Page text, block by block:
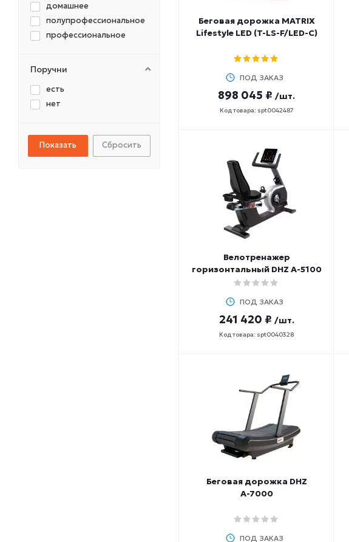
Беговая дорожка MATRIX
Lifestyle LED (T-LS-F/LED-C)
ПОД ЗАКАЗ
898 045 ₽ /шт.
Код товара: spt0042487
Велотренажер
горизонтальный DHZ A-5100
ПОД ЗАКАЗ
241 420 ₽ /шт.
Код товара: spt0040328
Беговая дорожка DHZ
А-7000
ПОД ЗАКАЗ
PRECOR
SHUA
SPIRIT
TANGEN
ULTRAGYM
YESOUL
домашнее
полупрофессиональное
профессиональное
Поручни
есть
нет
Сбросить